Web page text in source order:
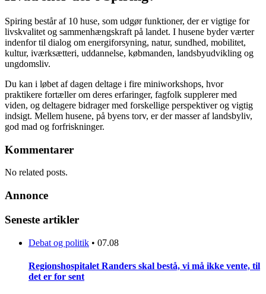
Spiring består af 10 huse, som udgør funktioner, der er vigtige for
livskvalitet og sammenhængskraft på landet. I husene byder værter
indenfor til dialog om energiforsyning, natur, sundhed, mobilitet,
kultur, iværksætteri, uddannelse, købmanden, landsbyudvikling og
ungdomsliv.
Du kan i løbet af dagen deltage i fire miniworkshops, hvor
praktikere fortæller om deres erfaringer, fagfolk supplerer med
viden, og deltagere bidrager med forskellige perspektiver og vigtig
indsigt. Mellem husene, på byens torv, er der masser af landsbyliv,
god mad og forfriskninger.
Kommentarer
No related posts.
Annonce
Seneste artikler
Debat og politik • 07.08
Regionshospitalet Randers skal bestå, vi må ikke vente, til
det er for sent